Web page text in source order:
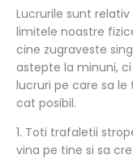
Lucrurile sunt
limitele noastre
cine zugraveste
astepte la minuni,
lucruri pe care sa
cat posibil.
1. Toti trafaletii
vina pe tine si sa